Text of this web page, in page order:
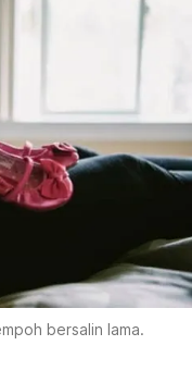
bersalin lama.